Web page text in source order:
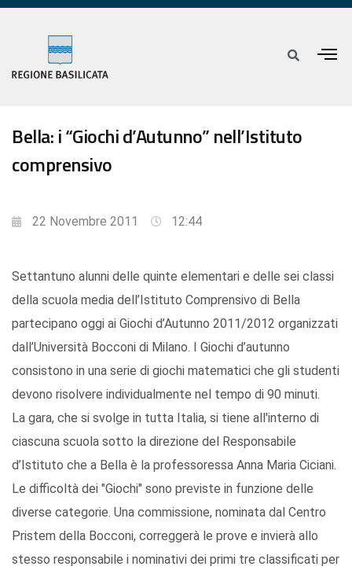
Bella: i “Giochi d’Autunno” nell’Istituto
comprensivo
22 Novembre 2011 12:44
Settantuno alunni delle quinte elementari e delle sei classi
della scuola media dell’Istituto Comprensivo di Bella
partecipano oggi ai Giochi d’Autunno 2011/2012 organizzati
dall’Università Bocconi di Milano. I Giochi d’autunno
consistono in una serie di giochi matematici che gli studenti
devono risolvere individualmente nel tempo di 90 minuti.
La gara, che si svolge in tutta Italia, si tiene all'interno di
ciascuna scuola sotto la direzione del Responsabile
d’Istituto che a Bella è la professoressa Anna Maria Ciciani.
Le difficoltà dei "Giochi" sono previste in funzione delle
diverse categorie. Una commissione, nominata dal Centro
Pristem della Bocconi, correggerà le prove e invierà allo
stesso responsabile i nominativi dei primi tre classificati per